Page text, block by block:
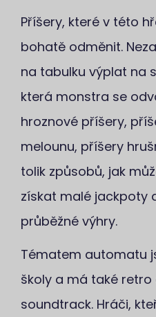
Příšery, které v této
bohatě odměnit.
na tabulku výplat na
která monstra se
hroznové příšery,
melounu, příšery
tolik způsobů, jak
získat malé jackpoty
průběžné výhry.
Tématem automatu
školy a má také
soundtrack. Hráči,